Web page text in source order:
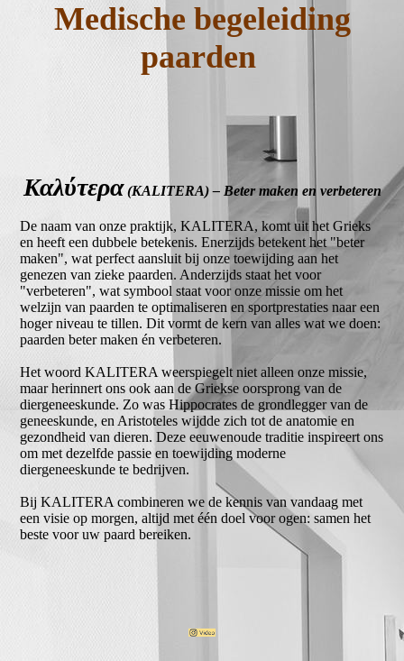
Medische begeleiding
paarden
Καλύτερα(KALITERA) – Beter maken en verbeteren
De naam van onze praktijk, KALITERA, komt uit het Grieks
en heeft een dubbele betekenis. Enerzijds betekent het "beter
maken", wat perfect aansluit bij onze toewijding aan het
genezen van zieke paarden. Anderzijds staat het voor
"verbeteren", wat symbool staat voor onze missie om het
welzijn van paarden te optimaliseren en sportprestaties naar een
hoger niveau te tillen. Dit vormt de kern van alles wat we doen:
paarden beter maken én verbeteren.
Het woord KALITERA weerspiegelt niet alleen onze missie,
maar herinnert ons ook aan de Griekse oorsprong van de
diergeneeskunde. Zo was Hippocrates de grondlegger van de
geneeskunde, en Aristoteles wijdde zich tot de anatomie en
gezondheid van dieren. Deze eeuwenoude traditie inspireert ons
om met dezelfde passie en toewijding moderne
diergeneeskunde te bedrijven.
Bij KALITERA combineren we de kennis van vandaag met
een visie op morgen, altijd met één doel voor ogen: samen het
beste voor uw paard bereiken.